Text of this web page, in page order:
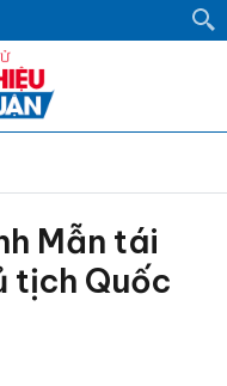
Mẫn tái
tịch Quốc